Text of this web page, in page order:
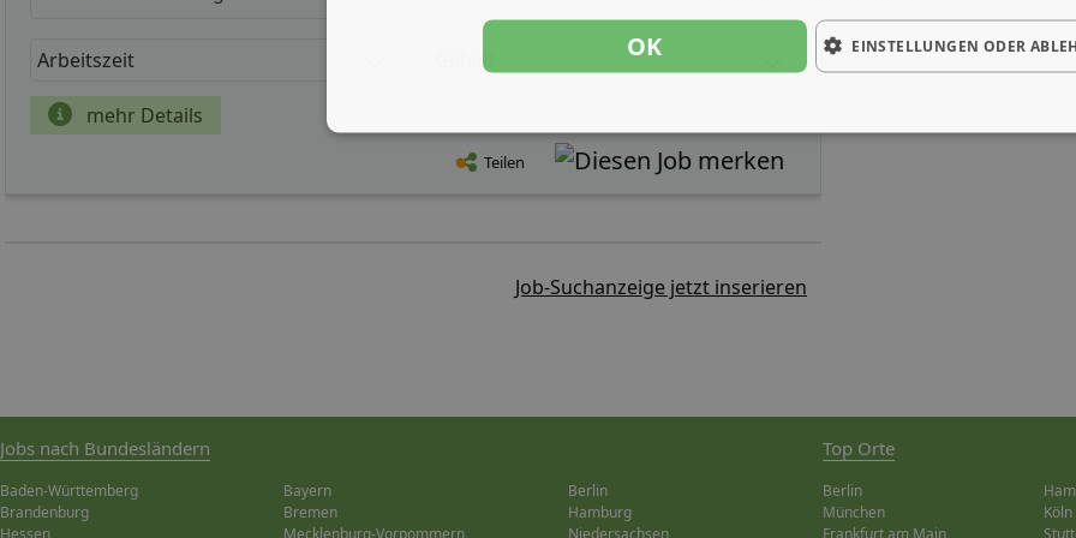
Arbeitszeit Gehalt
mehr Details
Teilen
Job-Suchanzeige jetzt inserieren
Jobs nach Bundesländern
Baden-Württemberg Bayern
Berlin
Brandenburg
Bremen
Hamburg
Hessen
Mecklenburg-Vorpommern Niedersachsen
Top Orte
Berlin
München
Köln
Frankfurt am Main
OK EINSTELLUNGEN ODER